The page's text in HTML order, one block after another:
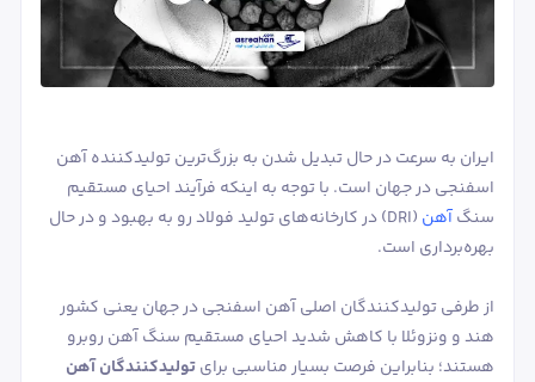
ایران به سرعت در حال تبدیل شدن به بزرگ‌ترین تولیدکننده آهن
اسفنجی در جهان است. با توجه به اینکه فرآیند احیای مستقیم
سنگآهن
(DRI) در کارخانه‌های تولید فولاد رو به بهبود و در حال
بهره‌برداری است.
از طرفی تولیدکنندگان اصلی آهن اسفنجی در جهان یعنی کشور
هند و ونزوئلا با کاهش شدید احیای مستقیم سنگ آهن روبرو
هستند؛ بنابراین فرصت بسیار مناسبی برایتولیدکنندگان آهن